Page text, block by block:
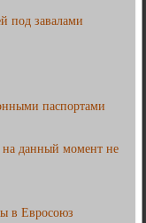
под завалами
паспортами
на данный момент не
в Евросоюз